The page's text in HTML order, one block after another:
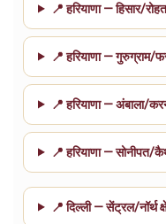
📍 हरियाणा — हिसार/
📍 हरियाणा — गुरुग्राम/
📍 हरियाणा — अंबाला/
📍 हरियाणा — सोनीपत/
📍 दिल्ली — सेंट्रल/नॉर्थ